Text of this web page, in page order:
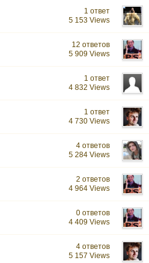
1 ответ
5 153 Views
12 ответов
5 909 Views
1 ответ
4 832 Views
1 ответ
4 730 Views
4 ответов
5 284 Views
2 ответов
4 964 Views
0 ответов
4 409 Views
4 ответов
5 157 Views